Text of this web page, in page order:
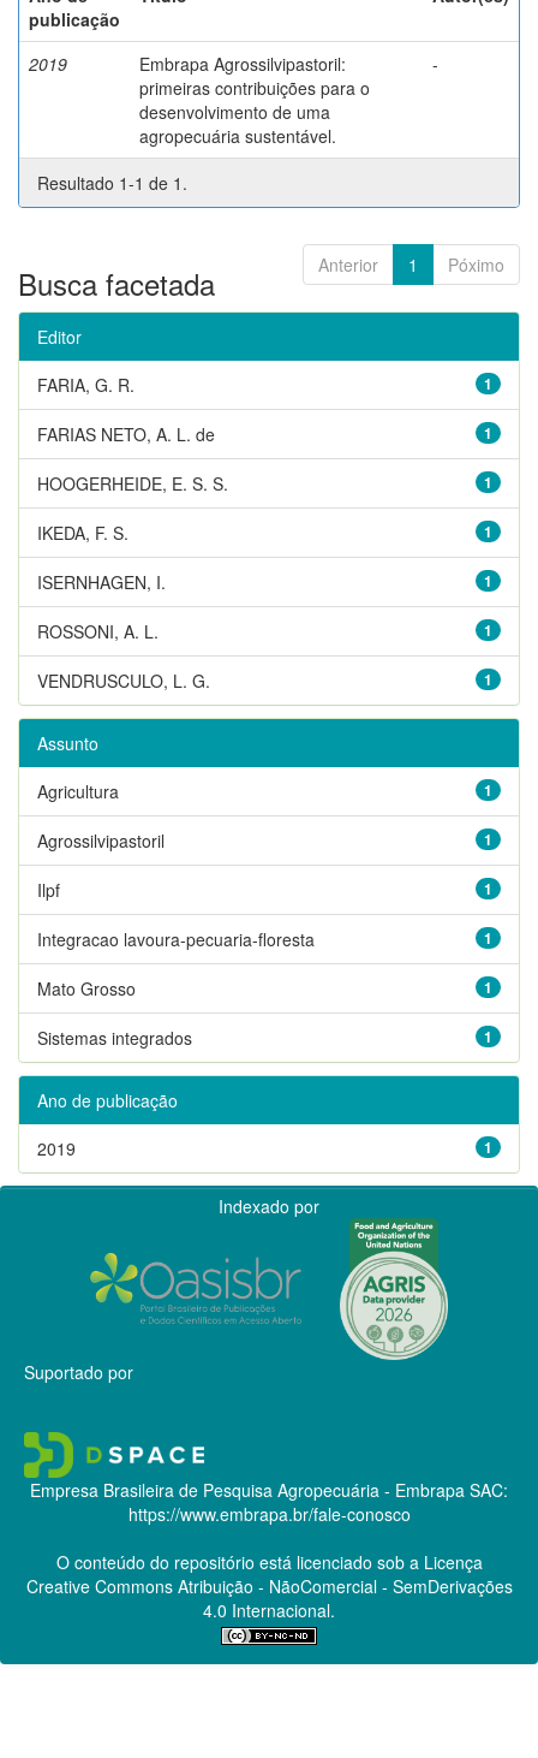
publicação
2019
Embrapa Agrossilvipastoril:
primeiras contribuições para o
desenvolvimento de uma
agropecuária sustentável.
-
Resultado 1-1 de 1.
Anterior 1 Póximo
Busca facetada
Editor
1
FARIA, G. R.
1
FARIAS NETO, A. L. de
1
HOOGERHEIDE, E. S. S.
1
IKEDA, F. S.
1
ISERNHAGEN, I.
1
ROSSONI, A. L.
1
VENDRUSCULO, L. G.
Assunto
1
Agricultura
1
Agrossilvipastoril
1
Ilpf
1
Integracao lavoura-pecuaria-floresta
1
Mato Grosso
1
Sistemas integrados
Ano de publicação
1
2019
Indexado por
Suportado por
Empresa Brasileira de Pesquisa Agropecuária - Embrapa SAC:
https://www.embrapa.br/fale-conosco
O conteúdo do repositório está licenciado sob a Licença
Creative CommonsAtribuição - NãoComercial - SemDerivações
4.0 Internacional.